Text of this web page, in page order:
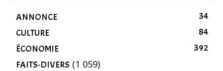
ANNONCE
34
CULTURE
84
ÉCONOMIE
392
FAITS-DIVERS (1 059)